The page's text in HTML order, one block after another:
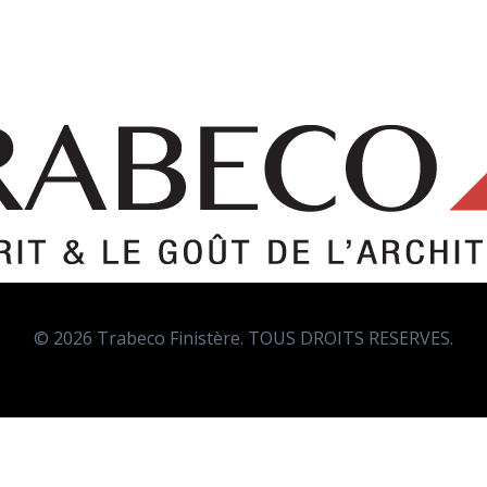
© 2026 Trabeco Finistère. TOUS DROITS RESERVES.